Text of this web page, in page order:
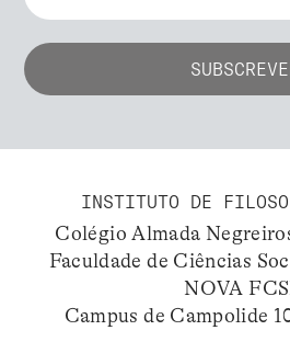
INSTITUTO DE
Colégio Almada
Faculdade de Ciências
NOVA
Campus de Campolide